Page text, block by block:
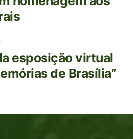
esposição virtual
de Brasília”